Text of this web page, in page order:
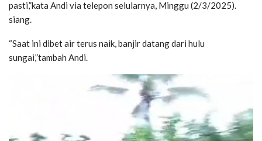
pasti,”kata Andi via telepon selularnya, Minggu (2/3/2025).
siang.
“Saat ini dibet air terus naik, banjir datang dari hulu
sungai,”tambah Andi.